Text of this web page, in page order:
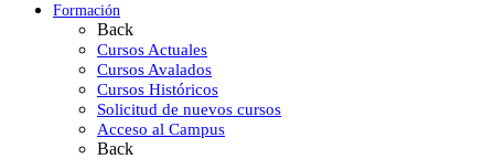
Formación
Back
Cursos Actuales
Cursos Avalados
Cursos Históricos
Solicitud de nuevos cursos
Acceso al Campus
Back